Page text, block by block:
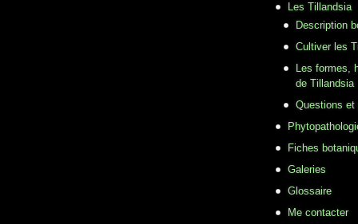
Les Tillandsia
Description
Cultiver les
Les formes,
de Tillandsia
Questions et
Fiches
Galeries
Glossaire
Me contacter